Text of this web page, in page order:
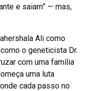
e saiam” — mas,
Ali como
o geneticista Dr.
com uma família
uma luta
cada passo no